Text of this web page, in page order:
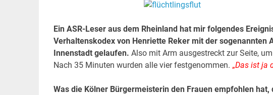
Ein ASR-Leser aus dem Rheinland hat mir folgendes
Verhaltenskodex von Henriette Reker mit der
Innenstadt gelaufen. Also mit Arm ausgestreckt zur Seite,
Nach 35 Minuten wurden alle vier festgenommen. „Das ist ja
Was die Kölner Bürgermeisterin den Frauen empfohlen